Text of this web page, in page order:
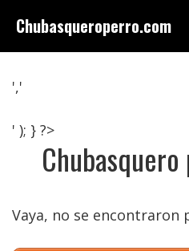
contenido
Chubasqueroperro.com
','
' ); } ?>
Vaya, no se encontraron